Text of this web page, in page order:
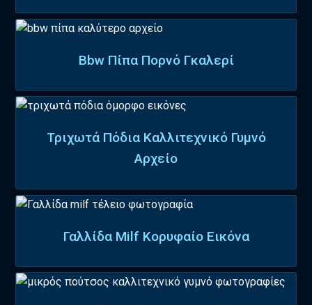
Bbw Πίπα Πορνό Γκαλερί
Τριχωτά Πόδια Καλλιτεχνικό Γυμνό
Αρχείο
Γαλλίδα Milf Κορυφαίο Εικόνα